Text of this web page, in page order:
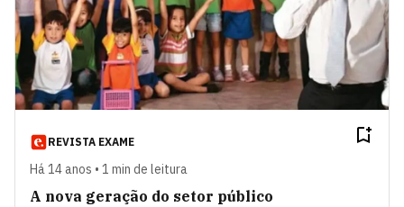
REVISTA EXAME
Há 14 anos • 1 min de leitura
A nova geração do setor público